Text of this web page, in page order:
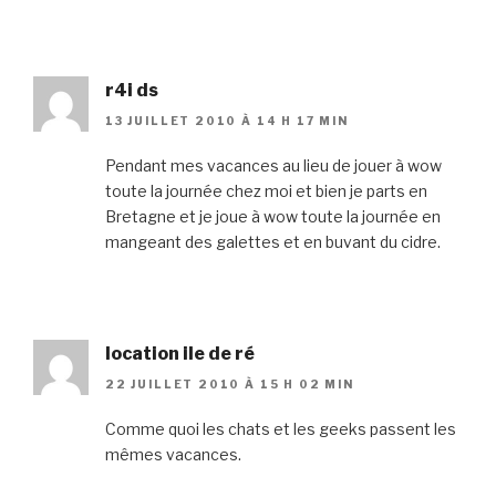
r4i ds
13 JUILLET 2010 À 14 H 17 MIN
Pendant mes vacances au lieu de jouer à wow
toute la journée chez moi et bien je parts en
Bretagne et je joue à wow toute la journée en
mangeant des galettes et en buvant du cidre.
location ile de ré
22 JUILLET 2010 À 15 H 02 MIN
Comme quoi les chats et les geeks passent les
mêmes vacances.